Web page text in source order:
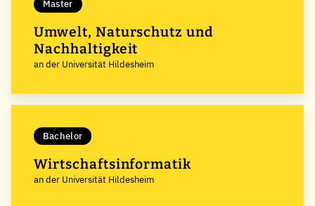
Master
Umwelt, Naturschutz und
Nachhaltigkeit
an der Universität Hildesheim
Bachelor
Wirtschaftsinformatik
an der Universität Hildesheim